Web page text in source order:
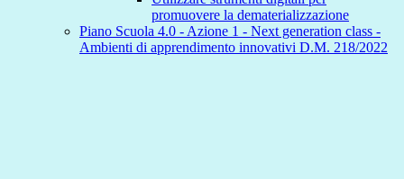
promuovere la dematerializzazione
Piano Scuola 4.0 - Azione 1 - Next generation class -
Ambienti di apprendimento innovativi D.M. 218/2022